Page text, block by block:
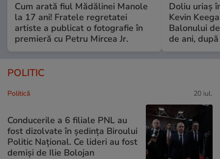
Cum arată fiul Mădălinei Manole
la 17 ani! Fratele regretatei
artiste a publicat o fotografie în
premieră cu Petru Mircea Jr.
Doliu uriaș
Kevin
Balonului
de ani,
POLITIC
Politică 20 iul.
Conducerile a 6 filiale PNL au
fost dizolvate în ședința Biroului
Politic Național. Ce lideri au fost
demiși de Ilie Bolojan